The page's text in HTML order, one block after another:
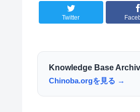
Twitter
Knowledge Base
Chinoba.orgを見る →